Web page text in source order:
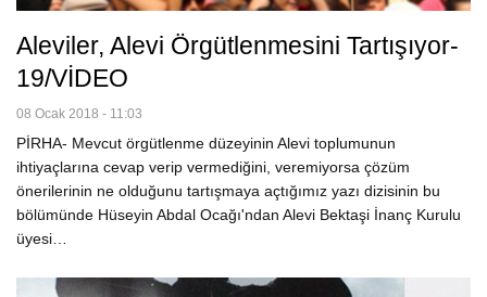
Aleviler, Alevi Örgütlenmesini Tartışıyor-
19/VİDEO
08 Ocak 2018 - 11:03
PİRHA- Mevcut örgütlenme düzeyinin Alevi toplumunun
ihtiyaçlarına cevap verip vermediğini, veremiyorsa çözüm
önerilerinin ne olduğunu tartışmaya açtığımız yazı dizisinin bu
bölümünde Hüseyin Abdal Ocağı'ndan Alevi Bektaşi İnanç Kurulu
üyesi…